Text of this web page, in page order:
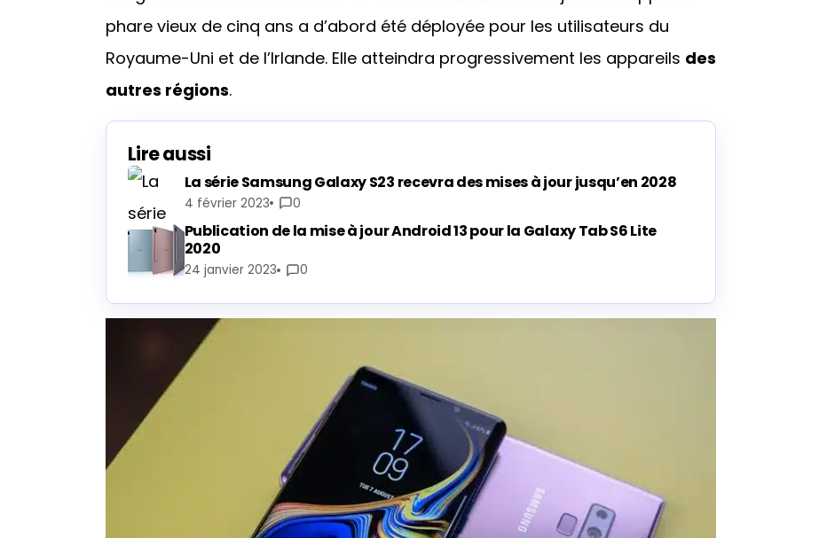
phare vieux de cinq ans a d’abord été déployée pour les utilisateurs du
Royaume-Uni et de l’Irlande. Elle atteindra progressivement les appareils des
autres régions.
Lire aussi
La série Samsung Galaxy S23 recevra des mises à jour jusqu’en 2028
4 février 2023 0
Publication de la mise à jour Android 13 pour la Galaxy Tab S6 Lite
2020
24 janvier 2023 0